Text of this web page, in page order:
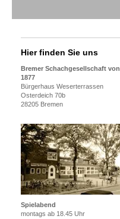
Hier finden Sie uns
Bremer Schachgesellschaft von
1877
Bürgerhaus Weserterrassen
Osterdeich 70b
28205 Bremen
Spielabend
montags ab 18.45 Uhr